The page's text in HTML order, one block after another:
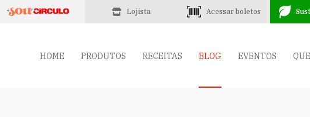
Lojista Acessar boletos
HOME PRODUTOS RECEITAS BLOG EVENTOS